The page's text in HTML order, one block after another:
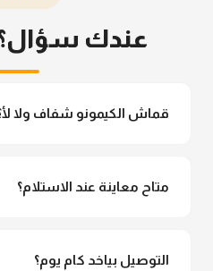
عندك سؤال؟
قماش الكيمونو شفاف ولا
متاح معاينة عند الاستلام؟
التوصيل بياخد كام يوم؟